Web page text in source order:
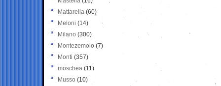
Mattarella (60)
Meloni (14)
Milano (300)
Montezemolo (7)
Monti (357)
moschea (11)
Musso (10)